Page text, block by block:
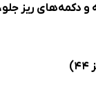
دکمه‌های ریز